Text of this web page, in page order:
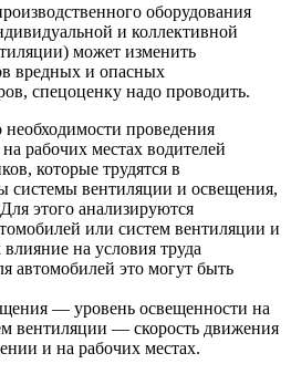
оборудования
и коллективной
может изменить
вредных и опасных
спецоценку надо проводить.
проведения
рабочих местах водителей
которые трудятся в
системы вентиляции и освещения,
этого анализируются
или систем вентиляции и
на условия труда
автомобилей это могут быть
— уровень освещенности на
вентиляции — скорость движения
и на рабочих местах.